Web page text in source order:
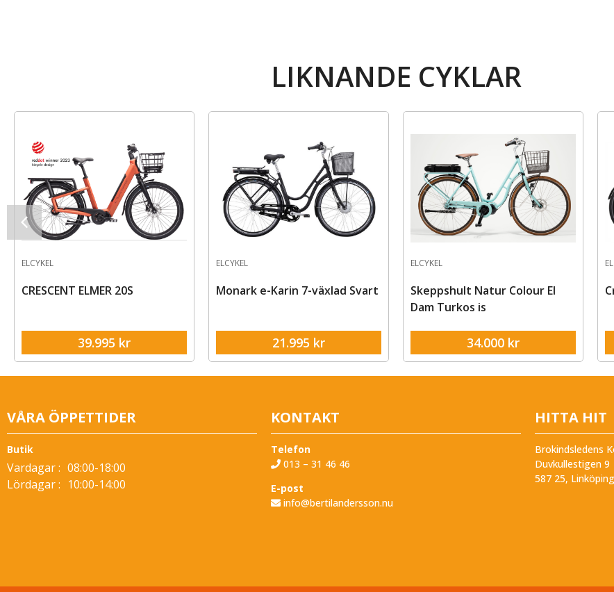
LIKNANDE CYKLAR
ELCYKEL
Monark e-Karin 7-växlad Svart
21.995kr
ELCYKEL
Skeppshult Natur Colour El
34.000kr
ELCYKEL
Crescent Elody 5-växlad Svart
32.995kr
VÅRA ÖPPETTIDER
Butik
Vardagar : 08:00-18:00
Lördagar : 10:00-14:00
KONTAKT
Telefon
013 – 31 46 46
E-post
info@bertilandersson.nu
HITTA HIT
Brokindsledens
Duvkullestigen 9
587 25, Linköping